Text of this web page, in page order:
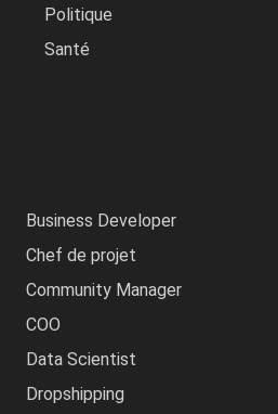
Politique
Santé
Business Developer
Chef de projet
Community Manager
COO
Data Scientist
Dropshipping